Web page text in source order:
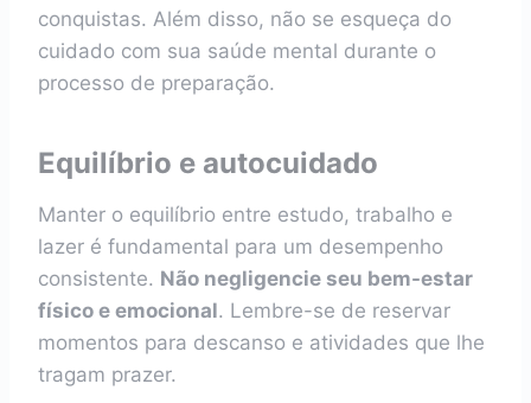
conquistas. Além disso, não se esqueça do
cuidado com sua saúde mental durante o
processo de preparação.
Equilíbrio e autocuidado
Manter o equilíbrio entre estudo, trabalho e
lazer é fundamental para um desempenho
consistente. Não negligencie seu bem-estar
físico e emocional. Lembre-se de reservar
momentos para descanso e atividades que lhe
tragam prazer.